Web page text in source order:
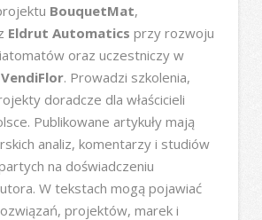
BouquetMat,
Eldrut Automatics przy rozwoju
oraz uczestniczy w
VendiFlor. Prowadzi szkolenia,
doradcze dla właścicieli
Publikowane artykuły mają
analiz, komentarzy i studiów
na doświadczeniu
W tekstach mogą pojawiać
projektów, marek i